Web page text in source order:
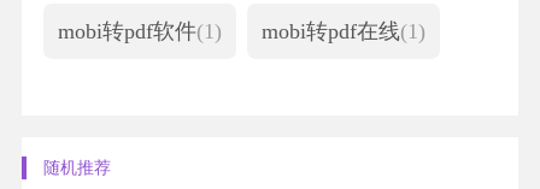
mobi转pdf软件(1) mobi转pdf在线(1)
随机推荐